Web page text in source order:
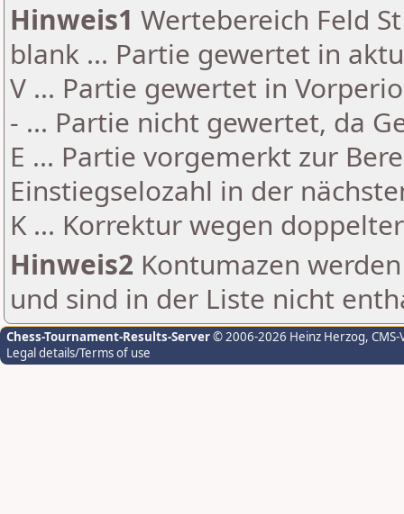
Hinweis1 Wertebereich Feld
blank ... Partie gewertet in
V ... Partie gewertet in
- ... Partie nicht gewertet, da
E ... Partie vorgemerkt zur
Einstiegselozahl in der
K ... Korrektur wegen
Hinweis2 Kontumazen
und sind in der Liste nicht
Chess-Tournament-Results-Server© 2006-2026 Heinz Herzog,
Legal details/Terms of use